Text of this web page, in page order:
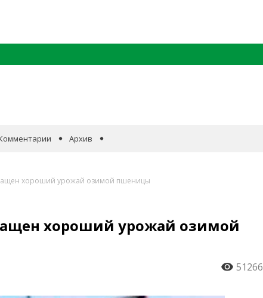
Архив
хороший урожай озимой пшеницы
хороший урожай озимой
51266